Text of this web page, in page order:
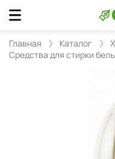
Главная Каталог
Средства для стирки